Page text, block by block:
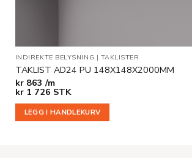
INDIREKTE BELYSNING | TAKLISTER
TAKLIST AD24 PU 148X148X2000MM
kr863 /m
kr1 726 STK
LEGG I HANDLEKURV